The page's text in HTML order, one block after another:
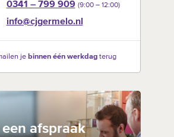
0341 – 799 909 (9:00 –‍ 12:00)
info@cjgermelo.nl
je binnen één werkdagterug
een afspraak